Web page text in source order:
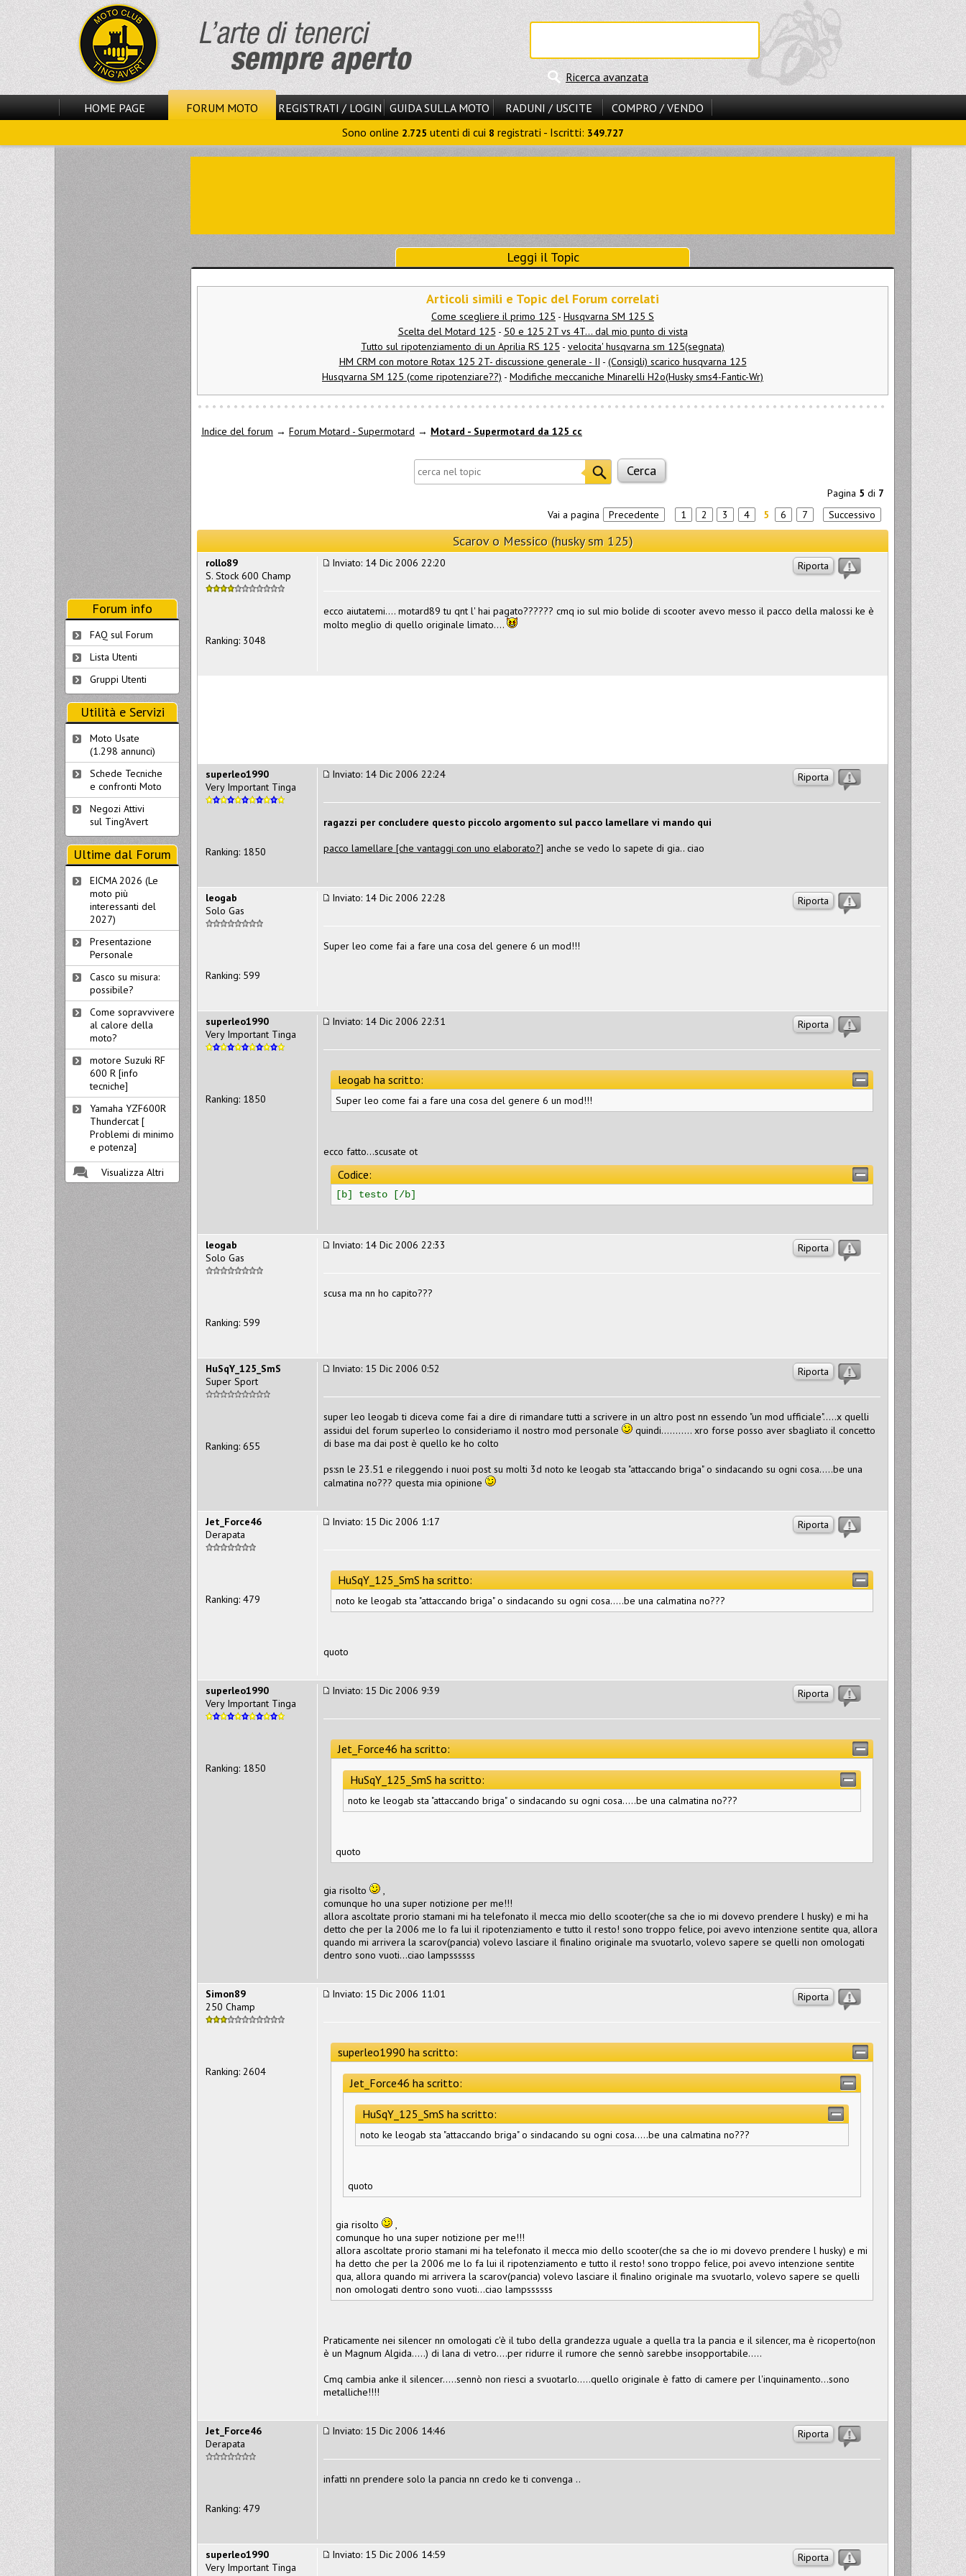
Ricerca avanzata
HOME PAGE FORUM MOTO REGISTRATI / LOGIN GUIDA SULLA MOTO RADUNI / USCITE
COMPRO / VENDO
Sono online 2.725 utenti di cui 8 registrati - Iscritti: 349.727
Leggi il Topic
Articoli simili e Topic del Forum correlati
Come scegliere il primo 125 - Husqvarna SM 125 S
Scelta del Motard 125 - 50 e 125 2T vs 4T... dal mio punto di vista
Tutto sul ripotenziamento di un Aprilia RS 125 - velocita' husqvarna sm 125(segnata)
HM CRM con motore Rotax 125 2T- discussione generale - II - (Consigli) scarico husqvarna 125
Husqvarna SM 125 (come ripotenziare??) - Modifiche meccaniche Minarelli H2o(Husky sms4-Fantic-Wr)
Indice del forum → Forum Motard - Supermotard → Motard - Supermotard da 125 cc
Pagina 5 di 7
Vai a pagina
Precedente 1 2 3 4 5 6 7 Successivo
Scarov o Messico (husky sm 125)
Riporta
Inviato: 14 Dic 2006 22:20
ecco aiutatemi.... motard89 tu qnt l' hai pagato?????? cmq io sul mio bolide di scooter avevo messo il pacco della malossi ke è
molto meglio di quello originale limato....
rollo89
S. Stock 600 Champ
Ranking: 3048
Riporta
Inviato: 14 Dic 2006 22:24
ragazzi per concludere questo piccolo argomento sul pacco lamellare vi mando qui
pacco lamellare [che vantaggi con uno elaborato?] anche se vedo lo sapete di gia.. ciao
superleo1990
Very Important Tinga
Ranking: 1850
Riporta
Inviato: 14 Dic 2006 22:28
Super leo come fai a fare una cosa del genere 6 un mod!!!
leogab
Solo Gas
Ranking: 599
Riporta
Inviato: 14 Dic 2006 22:31
leogab ha scritto:
Super leo come fai a fare una cosa del genere 6 un mod!!!
ecco fatto...scusate ot
Codice:
[b] testo [/b]
superleo1990
Very Important Tinga
Ranking: 1850
Riporta
Inviato: 14 Dic 2006 22:33
scusa ma nn ho capito???
leogab
Solo Gas
Ranking: 599
Riporta
Inviato: 15 Dic 2006 0:52
super leo leogab ti diceva come fai a dire di rimandare tutti a scrivere in un altro post nn essendo "un mod ufficiale".....x quelli
assidui del forum superleo lo consideriamo il nostro mod personale
quindi........... xro forse posso aver sbagliato il concetto
di base ma dai post è quello ke ho colto
ps:sn le 23.51 e rileggendo i nuoi post su molti 3d noto ke leogab sta "attaccando briga" o sindacando su ogni cosa.....be una
calmatina no??? questa mia opinione
HuSqY_125_SmS
Super Sport
Ranking: 655
Riporta
Inviato: 15 Dic 2006 1:17
HuSqY_125_SmS ha scritto:
noto ke leogab sta "attaccando briga" o sindacando su ogni cosa.....be una calmatina no???
quoto
Jet_Force46
Derapata
Ranking: 479
Riporta
Inviato: 15 Dic 2006 9:39
Jet_Force46 ha scritto:
HuSqY_125_SmS ha scritto:
noto ke leogab sta "attaccando briga" o sindacando su ogni cosa.....be una calmatina no???
quoto
gia risolto
,
comunque ho una super notizione per me!!!
allora ascoltate prorio stamani mi ha telefonato il mecca mio dello scooter(che sa che io mi dovevo prendere l husky) e mi ha
detto che per la 2006 me lo fa lui il ripotenziamento e tutto il resto! sono troppo felice, poi avevo intenzione sentite qua, allora
quando mi arrivera la scarov(pancia) volevo lasciare il finalino originale ma svuotarlo, volevo sapere se quelli non omologati
dentro sono vuoti...ciao lampssssss
superleo1990
Very Important Tinga
Ranking: 1850
Riporta
Inviato: 15 Dic 2006 11:01
superleo1990 ha scritto:
Jet_Force46 ha scritto:
HuSqY_125_SmS ha scritto:
noto ke leogab sta "attaccando briga" o sindacando su ogni cosa.....be una calmatina no???
quoto
gia risolto
,
comunque ho una super notizione per me!!!
allora ascoltate prorio stamani mi ha telefonato il mecca mio dello scooter(che sa che io mi dovevo prendere l husky) e mi
ha detto che per la 2006 me lo fa lui il ripotenziamento e tutto il resto! sono troppo felice, poi avevo intenzione sentite
qua, allora quando mi arrivera la scarov(pancia) volevo lasciare il finalino originale ma svuotarlo, volevo sapere se quelli
non omologati dentro sono vuoti...ciao lampssssss
Praticamente nei silencer nn omologati c'è il tubo della grandezza uguale a quella tra la pancia e il silencer, ma è ricoperto(non
è un Magnum Algida.....) di lana di vetro....per ridurre il rumore che sennò sarebbe insopportabile.....
Cmq cambia anke il silencer.....sennò non riesci a svuotarlo.....quello originale è fatto di camere per l'inquinamento...sono
metalliche!!!!
Simon89
250 Champ
Ranking: 2604
Riporta
Inviato: 15 Dic 2006 14:46
infatti nn prendere solo la pancia nn credo ke ti convenga ..
Jet_Force46
Derapata
Ranking: 479
Riporta
Inviato: 15 Dic 2006 14:59
superleo1990
Very Important Tinga
Forum info
FAQ sul Forum
Lista Utenti
Gruppi Utenti
Utilità e Servizi
Moto Usate
(1.298 annunci)
Schede Tecniche
e confronti Moto
Negozi Attivi
sul Ting'Avert
Ultime dal Forum
EICMA 2026 (Le
moto più
interessanti del
2027)
Presentazione
Personale
Casco su misura:
possibile?
Come sopravvivere
al calore della
moto?
motore Suzuki RF
600 R [info
tecniche]
Yamaha YZF600R
Thundercat [
Problemi di minimo
e potenza]
Visualizza Altri